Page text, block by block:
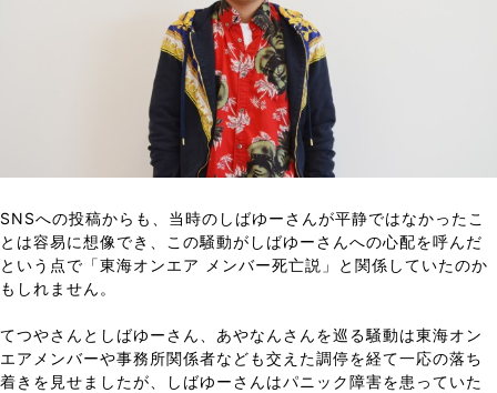
SNSへの投稿からも、当時のしばゆーさんが平静ではなかったこ
とは容易に想像でき、この騒動がしばゆーさんへの心配を呼んだ
という点で「東海オンエア メンバー死亡説」と関係していたのか
もしれません。
てつやさんとしばゆーさん、あやなんさんを巡る騒動は東海オン
エアメンバーや事務所関係者なども交えた調停を経て一応の落ち
着きを見せましたが、しばゆーさんはパニック障害を患っていた